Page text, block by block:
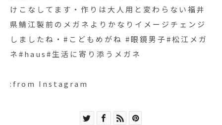
けこなしてます・作りは大人用と変わらない福井
県鯖江製前のメガネよりかなりイメージチェンジ
しましたね・#こどもめがね #眼鏡男子#松江メガ
ネ#haus#生活に寄り添うメガネ
:from Instagram